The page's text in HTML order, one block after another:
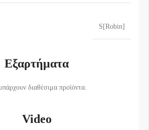
S[Robin]
Εξαρτήματα
διαθέσιμα προϊόντα.
Video